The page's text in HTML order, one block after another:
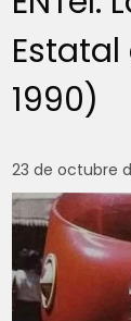
1990)
23 de octubre